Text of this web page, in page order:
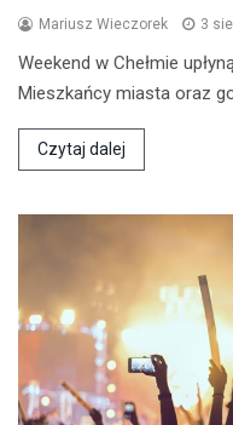
Mariusz Wieczorek 3
Weekend w Chełmie
Mieszkańcy miasta oraz
Czytaj dalej